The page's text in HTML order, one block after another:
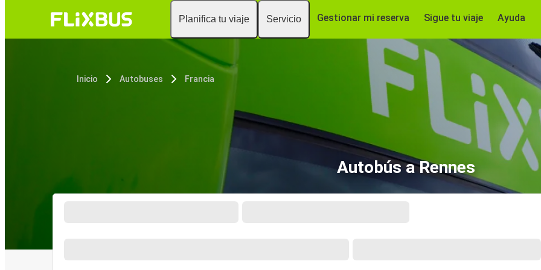
Planifica tu viaje Servicio Gestionar mi reserva Sigue tu viaje Ayuda
Inicio Autobuses Francia
Autobús a Rennes